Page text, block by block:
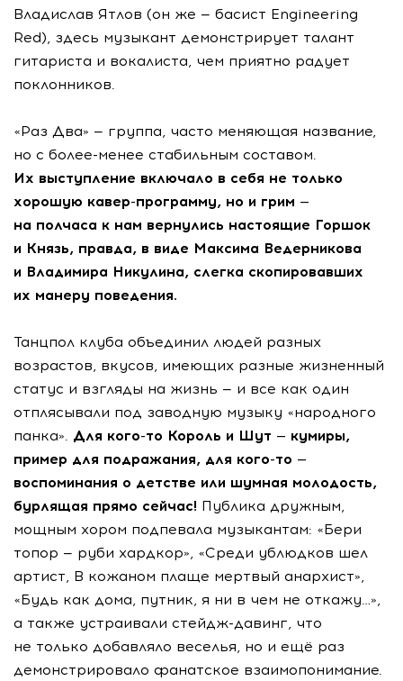
Владислав Ятлов (он же — басист Engineering
Red), здесь музыкант демонстрирует талант
гитариста и вокалиста, чем приятно радует
поклонников.
«Раз Два» — группа, часто меняющая название,
но с более-менее стабильным составом.
Их выступление включало в себя не только
хорошую кавер-программу, но и грим —
на полчаса к нам вернулись настоящие Горшок
и Князь, правда, в виде Максима Ведерникова
и Владимира Никулина, слегка скопировавших
их манеру поведения.
Танцпол клуба объединил людей разных
возрастов, вкусов, имеющих разные жизненный
статус и взгляды на жизнь — и все как один
отплясывали под заводную музыку «народного
панка». Для кого-то Король и Шут — кумиры,
пример для подражания, для кого-то —
воспоминания о детстве или шумная молодость,
бурлящая прямо сейчас! Публика дружным,
мощным хором подпевала музыкантам: «Бери
топор — руби хардкор», «Среди ублюдков шел
артист, В кожаном плаще мертвый анархист»,
«Будь как дома, путник, я ни в чем не откажу…»,
а также устраивали стейдж-давинг, что
не только добавляло веселья, но и ещё раз
демонстрировало фанатское взаимопонимание.